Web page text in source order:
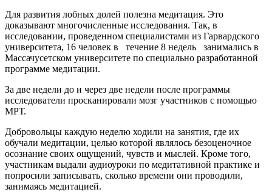
Для развития лобных долей полезна медитация. Это
доказывают многочисленные исследования. Так, в
исследовании, проведенном специалистами из Гарвардского
университета, 16 человек в течение 8 недель занимались в
Массачусетском университете по специально разработанной
программе медитации.
За две недели до и через две недели после программы
исследователи просканировали мозг участников с помощью
МРТ.
Добровольцы каждую неделю ходили на занятия, где их
обучали медитации, целью которой являлось безоценочное
осознание своих ощущений, чувств и мыслей. Кроме того,
участникам выдали аудиоуроки по медитативной практике и
попросили записывать, сколько времени они проводили,
занимаясь медитацией.